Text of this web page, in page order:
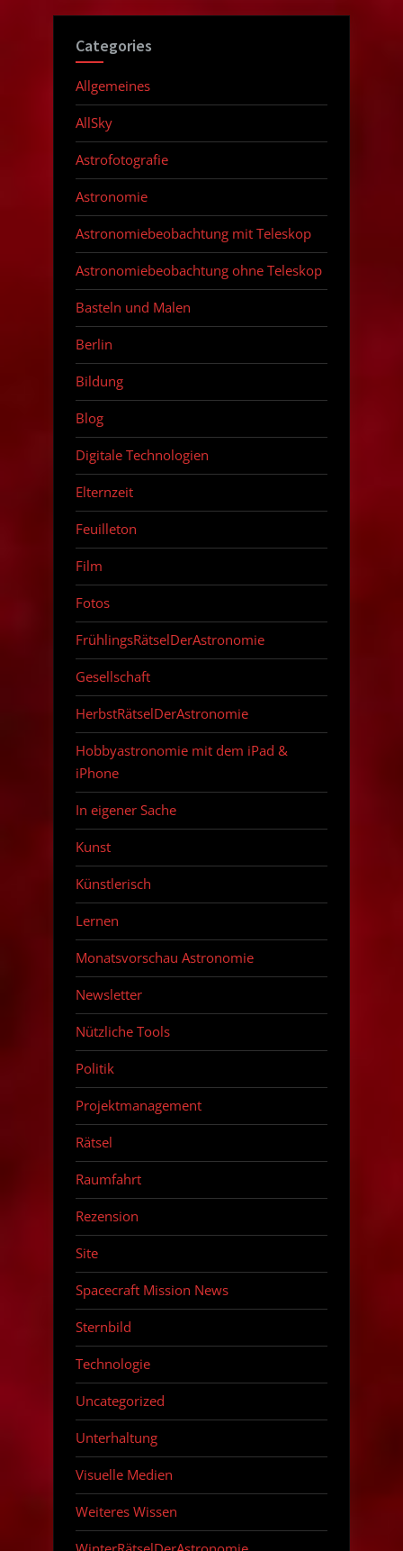
Categories
Allgemeines
AllSky
Astrofotografie
Astronomie
Astronomiebeobachtung mit Teleskop
Astronomiebeobachtung ohne Teleskop
Basteln und Malen
Berlin
Bildung
Blog
Digitale Technologien
Elternzeit
Feuilleton
Film
Fotos
FrühlingsRätselDerAstronomie
Gesellschaft
HerbstRätselDerAstronomie
Hobbyastronomie mit dem iPad &
iPhone
In eigener Sache
Kunst
Künstlerisch
Lernen
Monatsvorschau Astronomie
Newsletter
Nützliche Tools
Politik
Projektmanagement
Rätsel
Raumfahrt
Rezension
Site
Spacecraft Mission News
Sternbild
Technologie
Uncategorized
Unterhaltung
Visuelle Medien
Weiteres Wissen